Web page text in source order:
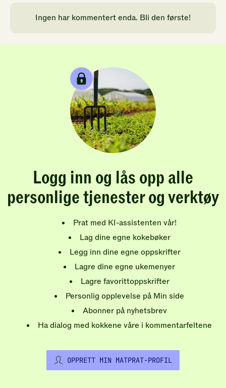
Ingen har kommentert enda. Bli den første!
Logg inn og lås opp alle
personlige tjenester og verktøy
Prat med KI-assistenten vår!
Lag dine egne kokebøker
Legg inn dine egne oppskrifter
Lagre dine egne ukemenyer
Lagre favorittoppskrifter
Personlig opplevelse på Min side
Abonner på nyhetsbrev
Ha dialog med kokkene våre i kommentarfeltene
OPPRETT MIN MATPRAT-PROFIL